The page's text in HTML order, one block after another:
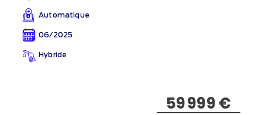
Automatique
06/2025
Hybride
59 999 €